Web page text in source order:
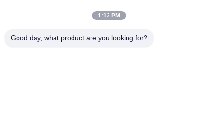
Gửi
1:12 PM
Good day, what product are you looking for?